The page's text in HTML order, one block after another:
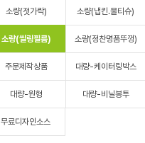
소량(젓가락) 소량(냅킨.물티슈)
소량(씰링필름) 소량(정찬명품뚜껑)
주문제작상품 대량-케이터링박스
대량-원형 대량-비닐봉투
무료디자인소스